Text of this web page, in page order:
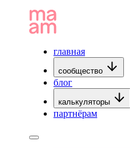
главная
сообщество
блог
калькуляторы
партнёрам